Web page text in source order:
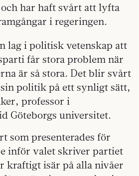
har haft svårt att lyfta
i regeringen.
lag i politisk vetenskap att
får stora problem när
är så stora. Det blir svårt
politik på ett synligt sätt,
professor i
Göteborgs universitet.
som presenterades för
inför valet skriver partiet
kraftigt isär på alla nivåer